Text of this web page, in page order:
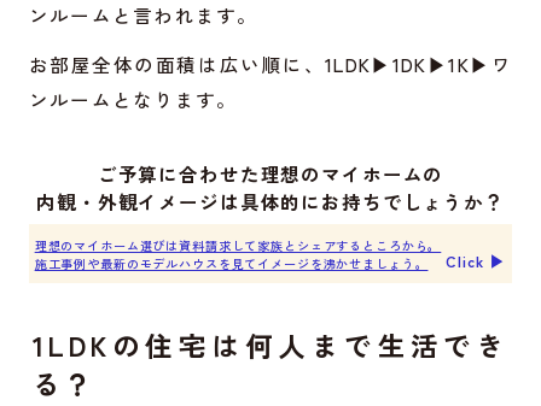
ンルームと言われます。
お部屋全体の面積は広い順に、1LDK▶︎1DK▶︎1K▶︎ワ
ンルームとなります。
ご予算に合わせた理想のマイホームの
内観・外観イメージは具体的にお持ちでしょうか？
理想のマイホーム選びは資料請求して家族とシェアするところから。
施工事例や最新のモデルハウスを見てイメージを沸かせましょう。
Click ▶︎
1LDKの住宅は何人まで生活でき
る？